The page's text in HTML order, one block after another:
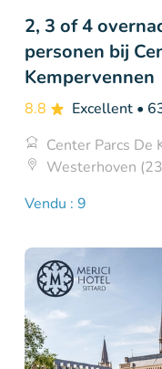
2, 3 of 4
personen bij
Kempervennen
8.8 Excellent •
Center Parcs De
Westerhoven
Vendu : 9